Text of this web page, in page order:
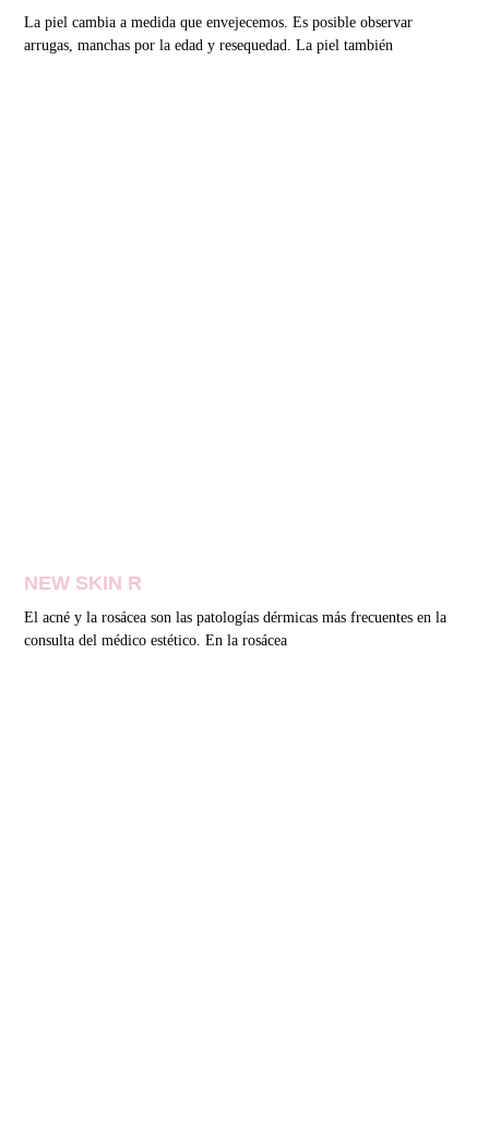
La piel cambia a medida que envejecemos. Es posible observar
arrugas, manchas por la edad y resequedad. La piel también
NEW SKIN R
El acné y la rosácea son las patologías dérmicas más frecuentes en la
consulta del médico estético. En la rosácea